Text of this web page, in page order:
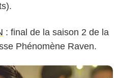
: final de la saison 2 de la
Phénomène Raven.